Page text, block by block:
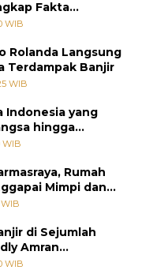
Fakta
WIB
Rolanda Langsung
Terdampak Banjir
WIB
Indonesia yang
hingga
Jepang
WIB
Rumah
Mimpi dan
WIB
di Sejumlah
Amran
WIB